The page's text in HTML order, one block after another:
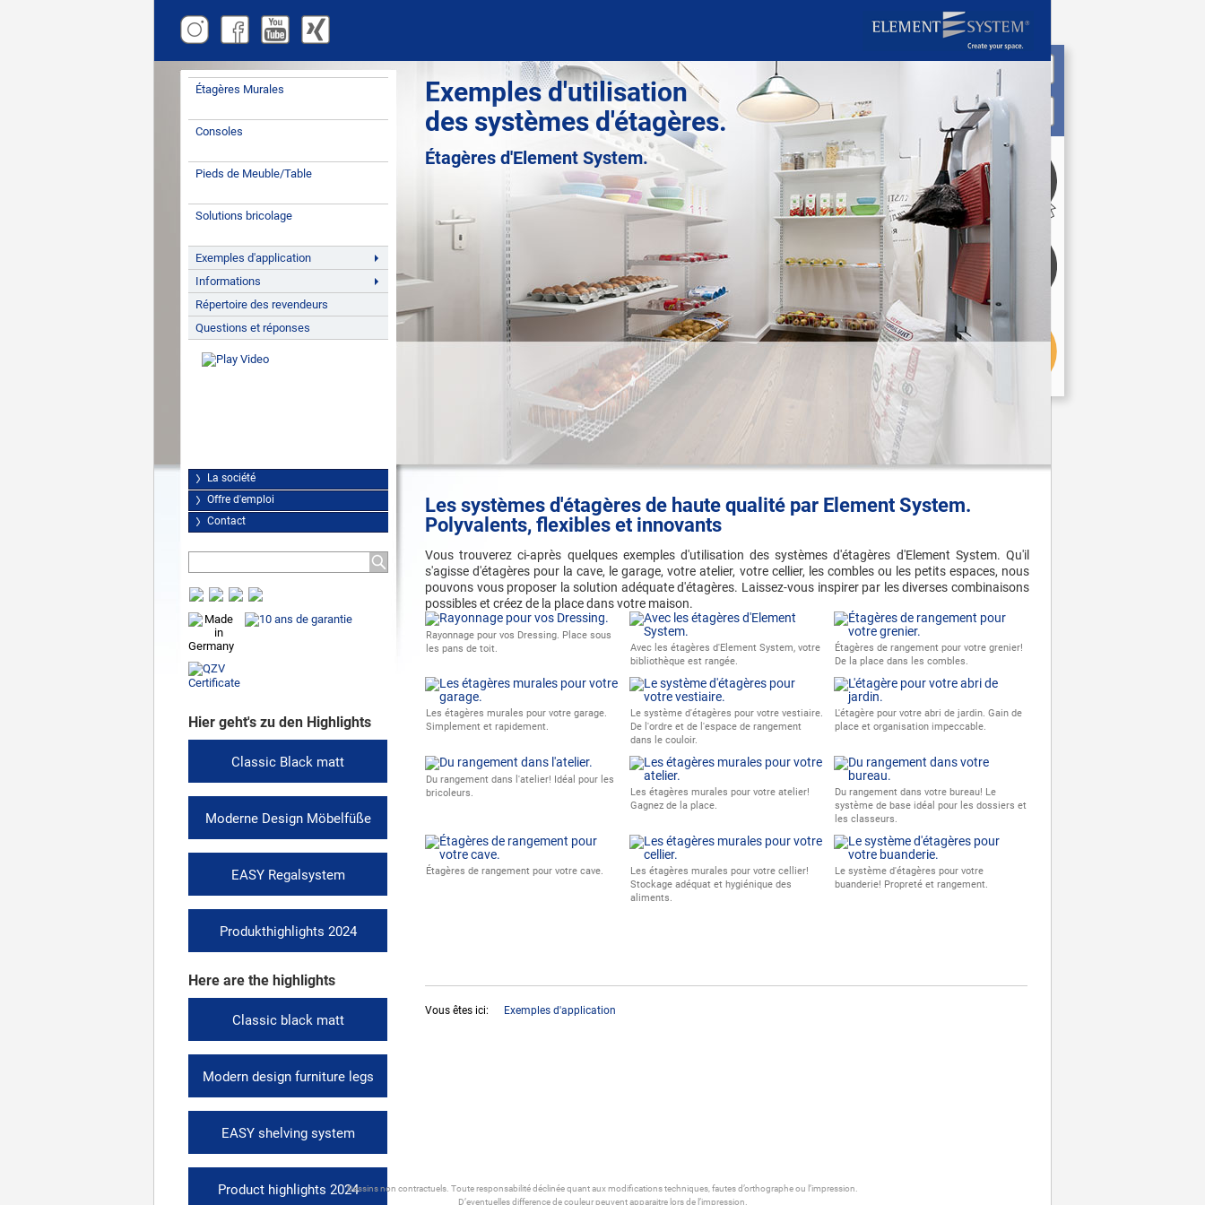
Étagères Murales
Consoles
Pieds de Meuble/Table
Solutions bricolage
Exemples d'application
Informations
Répertoire des revendeurs
Questions et réponses
La société
Offre d'emploi
Contact
Hier geht's zu den Highlights
Classic Black matt
Moderne Design Möbelfüße
EASY Regalsystem
Produkthighlights 2024
Here are the highlights
Classic black matt
Modern design furniture legs
EASY shelving system
Product highlights 2024
Exemples d'utilisation
des systèmes d'étagères.
Étagères d'Element System.
Les systèmes d'étagères de haute qualité par Element System.
Polyvalents, flexibles et innovants
Vous trouverez ci-après quelques exemples d'utilisation des systèmes d'étagères d'Element System. Qu'il
s'agisse d'étagères pour la cave, le garage, votre atelier, votre cellier, les combles ou les petits espaces, nous
pouvons vous proposer la solution adéquate d'étagères. Laissez-vous inspirer par les diverses combinaisons
possibles et créez de la place dans votre maison.
Rayonnage pour vos Dressing. Place sous
les pans de toit.
Avec les étagères d'Element System, votre
bibliothèque est rangée.
Étagères de rangement pour votre grenier!
De la place dans les combles.
Les étagères murales pour votre garage.
Simplement et rapidement.
Le système d'étagères pour votre vestiaire.
De l'ordre et de l'espace de rangement
dans le couloir.
L'étagère pour votre abri de jardin. Gain de
place et organisation impeccable.
Du rangement dans l'atelier! Idéal pour les
bricoleurs.
Les étagères murales pour votre atelier!
Gagnez de la place.
Du rangement dans votre bureau! Le
système de base idéal pour les dossiers et
les classeurs.
Étagères de rangement pour votre cave.
Les étagères murales pour votre cellier!
Stockage adéquat et hygiénique des
aliments.
Le système d'étagères pour votre
buanderie! Propreté et rangement.
Vous êtes ici: Exemples d'application
Dessins non contractuels. Toute responsabilité déclinée quant aux modifications techniques, fautes d’orthographe ou l’impression.
D’eventuelles difference de couleur peuvent apparaitre lors de l’impression.